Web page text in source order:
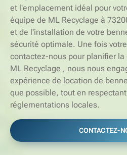
et l'emplacement idéal pour
équipe de ML Recyclage à
et de l'installation de votre
sécurité optimale. Une fois
contactez-nous pour planifier
ML Recyclage , nous nous
expérience de location de
que possible, tout en
réglementations locales.
CONTACTEZ-